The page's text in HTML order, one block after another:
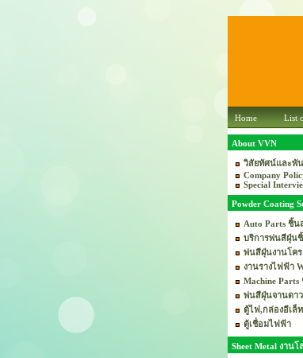
Home List
About VVN
วิสัยทัศน์และพั
Company
Special
Powder Coating
Auto Parts ชิ้
บริการพ่นสีฝุ่น
พ่นสีฝุ่นงานโคร
งานรางไฟฟ้า
Machine
พ่นสีฝุ่นจานดาว
ตู้ไฟ,กล่องอีเล็
ตู้เชื่อมไฟฟ้า
Sheet Metal งาน